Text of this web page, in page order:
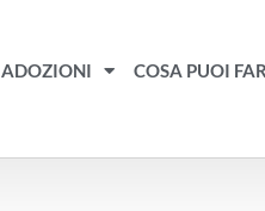
ADOZIONI COSA PUOI